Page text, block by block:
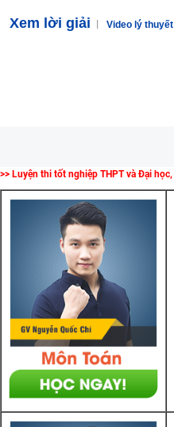
Xem lời giải Video lý thuyết
>> Luyện thi tốt nghiệp THPT và Đại học,